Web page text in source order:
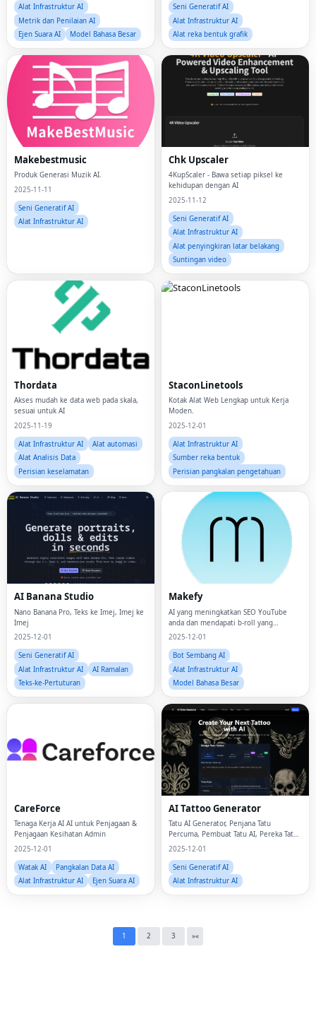
Alat Infrastruktur AI
Metrik dan Penilaian AI
Ejen Suara AI
Model Bahasa Besar
pemprosesan tempatan privasi-
pertama.Percuma untuk semua pemain
Wplace.
Seni Generatif AI
Alat Infrastruktur AI
Alat reka bentuk grafik
Makebestmusic
Produk Generasi Muzik AI.
2025-11-11
Seni Generatif AI
Alat Infrastruktur AI
Chk Upscaler
4KupScaler - Bawa setiap piksel ke
kehidupan dengan AI
2025-11-12
Seni Generatif AI
Alat Infrastruktur AI
Alat penyingkiran latar belakang
Suntingan video
Thordata
Akses mudah ke data web pada skala,
sesuai untuk AI
2025-11-19
Alat Infrastruktur AI
Alat automasi
Alat Analisis Data
Perisian keselamatan
StaconLinetools
Kotak Alat Web Lengkap untuk Kerja
Moden.
2025-12-01
Alat Infrastruktur AI
Sumber reka bentuk
Perisian pangkalan pengetahuan
AI Banana Studio
Nano Banana Pro, Teks ke Imej, Imej ke
Imej
2025-12-01
Seni Generatif AI
Alat Infrastruktur AI
AI Ramalan
Teks-ke-Pertuturan
Makefy
AI yang meningkatkan SEO YouTube
anda dan mendapati b-roll yang
sempurna dengan serta-merta
2025-12-01
Bot Sembang AI
Alat Infrastruktur AI
Model Bahasa Besar
CareForce
Tenaga Kerja AI AI untuk Penjagaan &
Penjagaan Kesihatan Admin
2025-12-01
Watak AI
Pangkalan Data AI
Alat Infrastruktur AI
Ejen Suara AI
AI Tattoo Generator
Tatu AI Generator, Penjana Tatu
Percuma, Pembuat Tatu AI, Pereka Tatu,
Penjana Imej Tatu
2025-12-01
Seni Generatif AI
Alat Infrastruktur AI
1 2 3 »«